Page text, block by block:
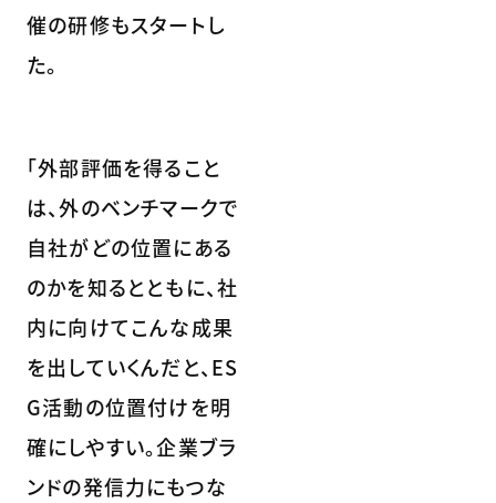
催の研修もスタートし
た。
「外部評価を得ること
は、外のベンチマークで
自社がどの位置にある
のかを知るとともに、社
内に向けてこんな成果
を出していくんだと、ES
G活動の位置付けを明
確にしやすい。企業ブラ
ンドの発信力にもつな